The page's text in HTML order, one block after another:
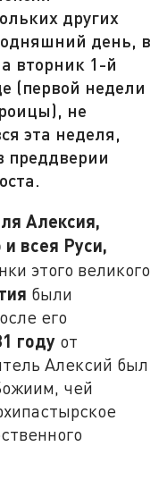
других
день, в
вторник 1-й
(первой недели
не
эта неделя,
Алексия,
всея Руси,
этого великого
были
его
году от
Алексий был
чей